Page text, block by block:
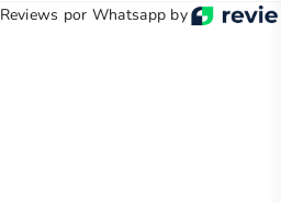
Reviews por Whatsapp by